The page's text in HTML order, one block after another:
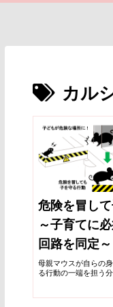
カル
危険を冒し
～子育てに
回路を同定～
母親マウスが自らの
る行動の一端を担う